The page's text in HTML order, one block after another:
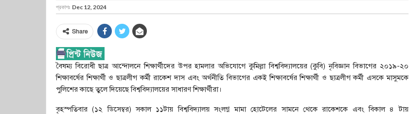
প্রকাশঃ Dec 12, 2024
Share
বৈষম্য বিরোধী ছাত্র আন্দোলনে শিক্ষার্থীদের উপর হামলার অভিযোগে কুমিল্লা বিশ্ববিদ্যালয়ের (কুবি) নৃবিজ্ঞান বিভাগের ২০১৯-২০
শিক্ষাবর্ষের শিক্ষার্থী ও ছাত্রলীগ কর্মী রাকেশ দাস এবং অর্থনীতি বিভাগের একই শিক্ষাবর্ষের শিক্ষার্থী ও ছাত্রলীগ কর্মী এসকে মাসুমকে
পুলিশের কাছে তুলে দিয়েছে বিশ্ববিদ্যালয়ের সাধারণ শিক্ষার্থীরা।
বৃহস্পতিবার (১২ ডিসেম্বর) সকাল ১১টায় বিশ্ববিদ্যালয় সংলগ্ন মামা হোটেলের সামনে থেকে রাকেশকে এবং বিকাল ৪ টায়